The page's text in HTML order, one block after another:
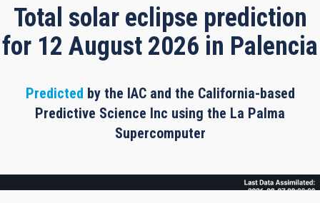
Total solar eclipse prediction
for 12 August 2026 in Palencia
Predicted by the IAC and the California-based
Predictive Science Inc using the La Palma
Supercomputer